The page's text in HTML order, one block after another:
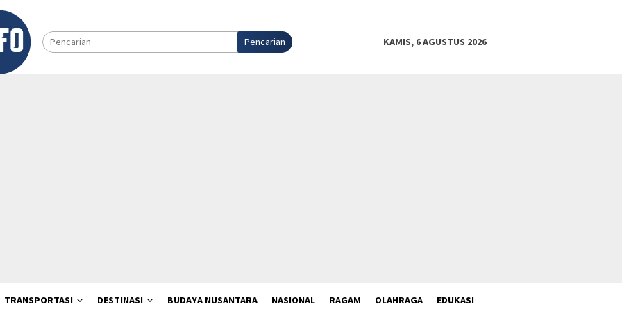
Pencarian KAMIS, 6 AGUSTUS 2026
TRANSPORTASI DESTINASI BUDAYA NUSANTARA NASIONAL RAGAM OLAHRAGA EDUKASI